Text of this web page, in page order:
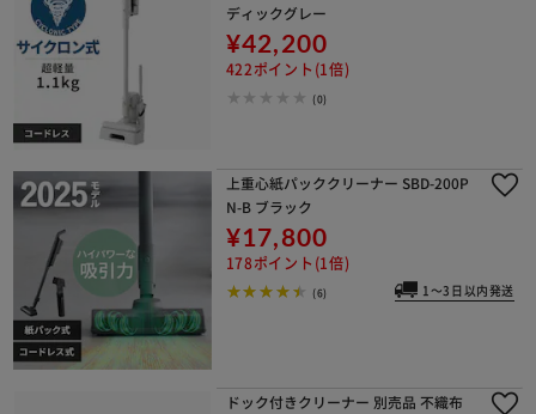
ディックグレー
¥42,200
422ポイント(1倍)
(0)
上重心紙パッククリーナー SBD-200P
N-B ブラック
¥17,800
178ポイント(1倍)
(6) 1～3日以内発送
ドック付きクリーナー 別売品 不織布